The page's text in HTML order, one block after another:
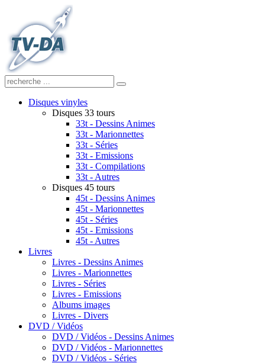
Disques vinyles
Disques 33 tours
33t - Dessins Animes
33t - Marionnettes
33t - Séries
33t - Emissions
33t - Compilations
33t - Autres
Disques 45 tours
45t - Dessins Animes
45t - Marionnettes
45t - Séries
45t - Emissions
45t - Autres
Livres
Livres - Dessins Animes
Livres - Marionnettes
Livres - Séries
Livres - Emissions
Albums images
Livres - Divers
DVD / Vidéos
DVD / Vidéos - Dessins Animes
DVD / Vidéos - Marionnettes
DVD / Vidéos - Séries